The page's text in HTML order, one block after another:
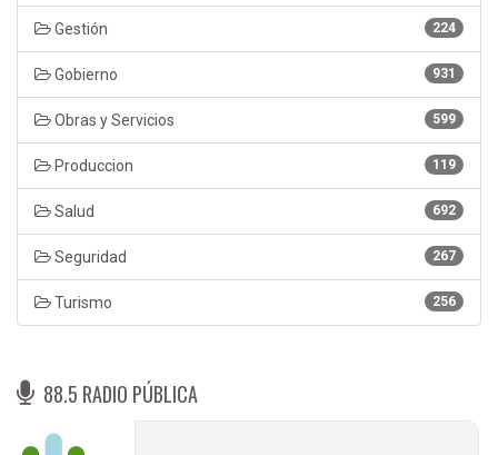
224
Gestión
931
Gobierno
599
Obras y Servicios
119
Produccion
692
Salud
267
Seguridad
256
Turismo
88.5 RADIO PÚBLICA